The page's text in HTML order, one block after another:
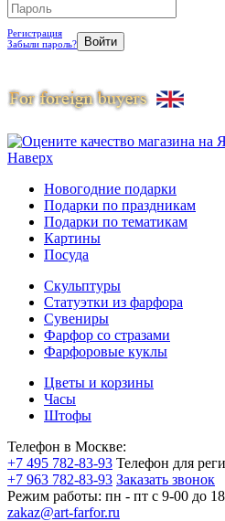
Регистрация
Забыли пароль?
Наверх
Новогодние подарки
Подарки по праздникам
Подарки по тематикам
Картины
Посуда
Скульптуры
Статуэтки из фарфора
Сувениры
Фарфор со стразами
Фарфоровые куклы
Цветы и корзины
Часы
Штофы
Телефон в Москве:
+7 495 782-83-93 Телефон для
+7 963 782-83-93 Заказать звонок
Режим работы: пн - пт c 9-00 до
zakaz@art-farfor.ru